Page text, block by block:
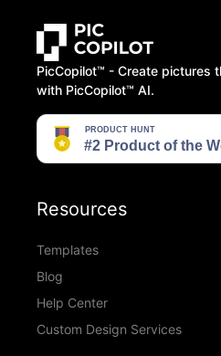
PicCopilot™️ - Create pictures
with PicCopilot™️ AI.
Resources
Templates
Blog
Help Center
Custom Design Services